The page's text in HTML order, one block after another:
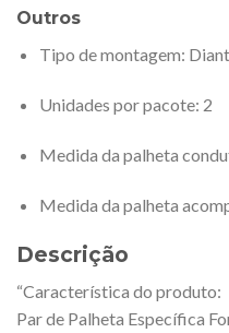
Outros
Tipo de montagem:
Unidades por pacote: 2
Medida da palheta
Medida da palheta
Descrição
“Característica do produto:
Par de Palheta Específica